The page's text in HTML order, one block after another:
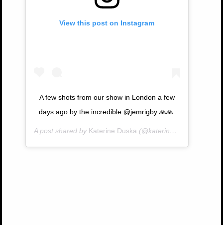
View this post on Instagram
A few shots from our show in London a few
days ago by the incredible @jemrigby 🙏🙏.
A post shared by Katerine Duska (@katerineduska) on